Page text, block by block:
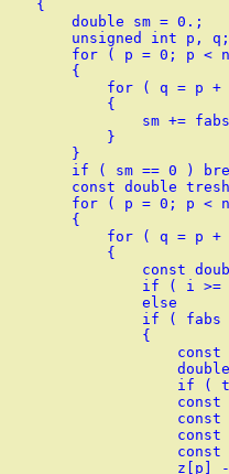
    {
        double sm = 0.;
        unsigned int p, q;
for ( p = 0; p <
        {
for ( q = p +
            {
sm +=
            }
        }
if ( sm == 0 )
const double
for ( p = 0; p <
        {
for ( q = p +
            {
const
if ( i >=
                else
if ( fabs
                {
const
if (
const
const
const
const
z[p]